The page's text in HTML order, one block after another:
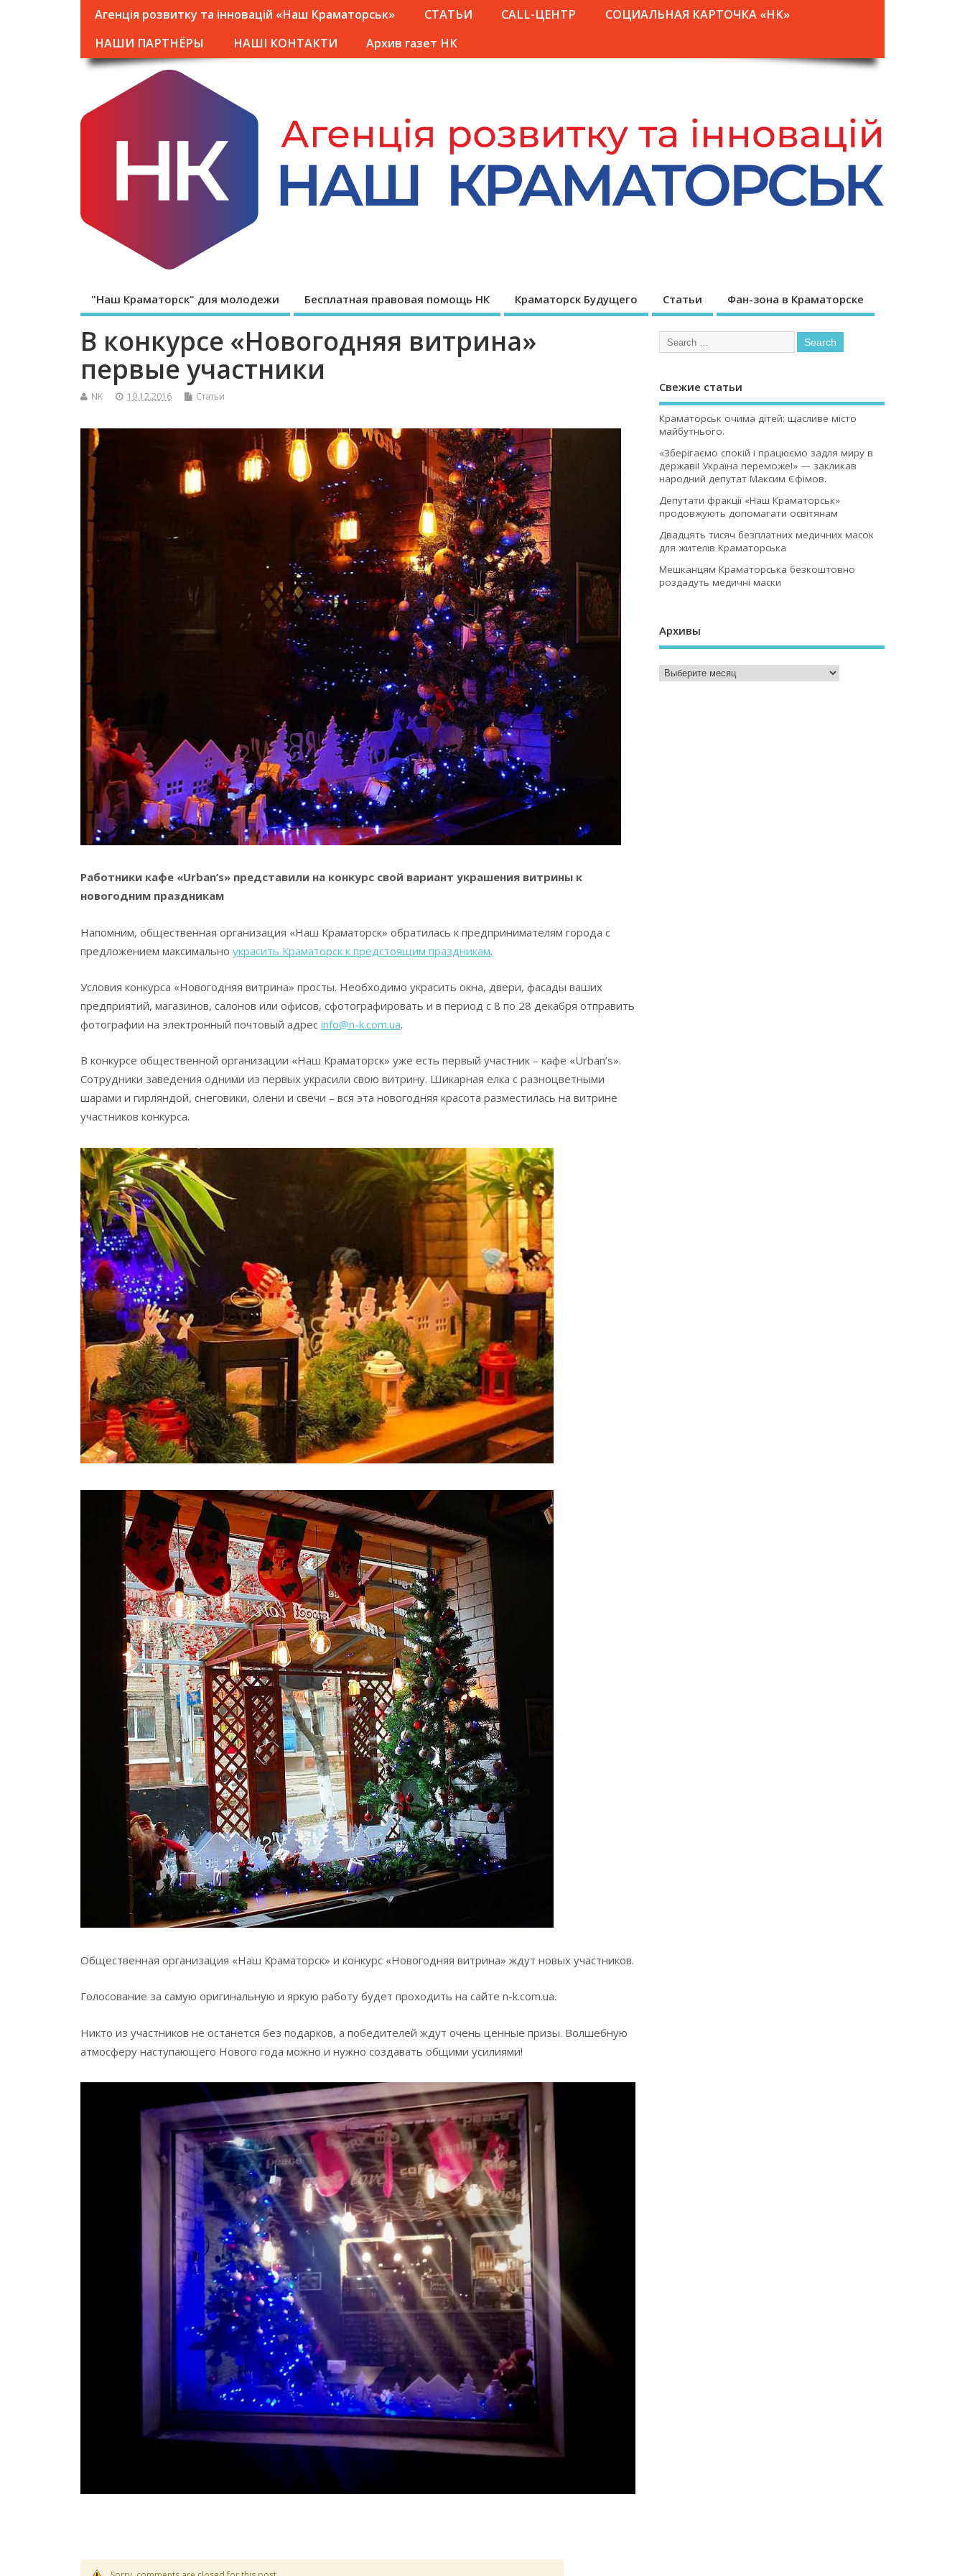
Агенція розвитку та інновацій «Наш Краматорськ» СТАТЬИ CALL-ЦЕНТР
СОЦИАЛЬНАЯ КАРТОЧКА «НК»
НАШИ ПАРТНЁРЫ
НАШІ КОНТАКТИ Архив газет НК
"Наш Краматорск" для молодежи Бесплатная правовая помощь НК Краматорск Будущего Статьи Фан-зона в Краматорске
В конкурсе «Новогодняя витрина»
первые участники
NK 19.12.2016 Статьи
Работники кафе «Urban’s» представили на конкурс свой вариант украшения витрины к
новогодним праздникам
Напомним, общественная организация «Наш Краматорск» обратилась к предпринимателям города с
предложением максимально украсить Краматорск к предстоящим праздникам.
Условия конкурса «Новогодняя витрина» просты. Необходимо украсить окна, двери, фасады ваших
предприятий, магазинов, салонов или офисов, сфотографировать и в период с 8 по 28 декабря отправить
фотографии на электронный почтовый адрес info@n-k.com.ua.
В конкурсе общественной организации «Наш Краматорск» уже есть первый участник – кафе «Urban’s».
Сотрудники заведения одними из первых украсили свою витрину. Шикарная елка с разноцветными
шарами и гирляндой, снеговики, олени и свечи – вся эта новогодняя красота разместилась на витрине
участников конкурса.
Общественная организация «Наш Краматорск» и конкурс «Новогодняя витрина» ждут новых участников.
Голосование за самую оригинальную и яркую работу будет проходить на сайте n-k.com.ua.
Никто из участников не останется без подарков, а победителей ждут очень ценные призы. Волшебную
атмосферу наступающего Нового года можно и нужно создавать общими усилиями!
Свежие статьи
Краматорськ очима дітей: щасливе місто
майбутнього.
«Зберігаємо спокій і працюємо задля миру в
державі! Україна переможе!» — закликав
народний депутат Максим Єфімов.
Депутати фракції «Наш Краматорськ»
продовжують допомагати освітянам
Двадцять тисяч безплатних медичних масок
для жителів Краматорська
Мешканцям Краматорська безкоштовно
роздадуть медичні маски
Архивы